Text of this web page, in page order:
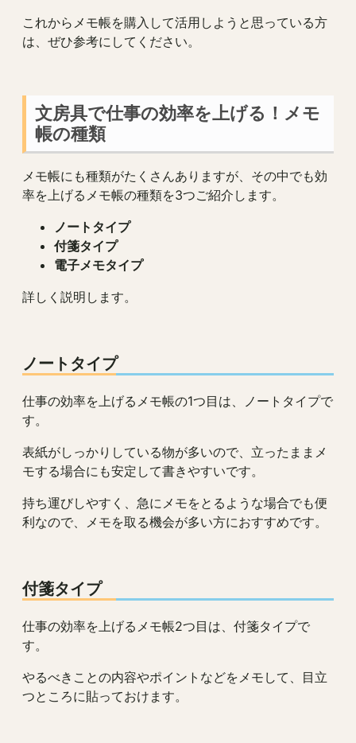
これからメモ帳を購入して活用しようと思っている方
は、ぜひ参考にしてください。
文房具で仕事の効率を上げる！メモ
帳の種類
メモ帳にも種類がたくさんありますが、その中でも効
率を上げるメモ帳の種類を3つご紹介します。
ノートタイプ
付箋タイプ
電子メモタイプ
詳しく説明します。
ノートタイプ
仕事の効率を上げるメモ帳の1つ目は、ノートタイプで
す。
表紙がしっかりしている物が多いので、立ったままメ
モする場合にも安定して書きやすいです。
持ち運びしやすく、急にメモをとるような場合でも便
利なので、メモを取る機会が多い方におすすめです。
付箋タイプ
仕事の効率を上げるメモ帳2つ目は、付箋タイプで
す。
やるべきことの内容やポイントなどをメモして、目立
つところに貼っておけます。